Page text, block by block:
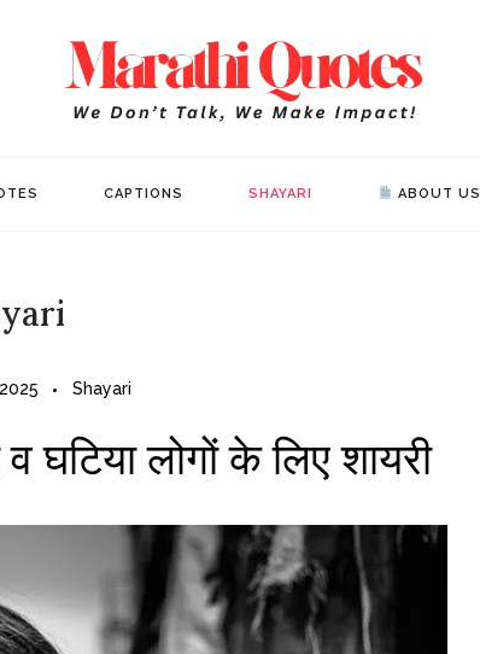
CAPTIONS SHAYARI ABOUT US
Shayari
घटिया लोगों के लिए शायरी